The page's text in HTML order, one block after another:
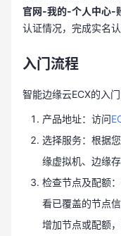
官网-我的-个人中心-
认证情况，完成实名认
入门流程
智能边缘云ECX的入门
产品地址：访问
选择服务：根据
缘虚拟机、边缘
检查节点及配额
看已覆盖的节点
增加节点或配额